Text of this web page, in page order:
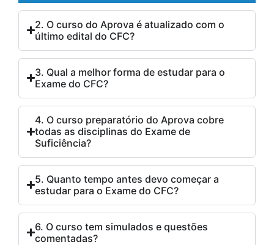
2. O curso do Aprova é atualizado com o
último edital do CFC?
3. Qual a melhor forma de estudar para o
Exame do CFC?
4. O curso preparatório do Aprova cobre
todas as disciplinas do Exame de
Suficiência?
5. Quanto tempo antes devo começar a
estudar para o Exame do CFC?
6. O curso tem simulados e questões
comentadas?